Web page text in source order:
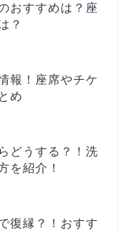
おすすめは？座
？
報！座席やチケ
め
どうする？！洗
を紹介！
復縁？！おすす